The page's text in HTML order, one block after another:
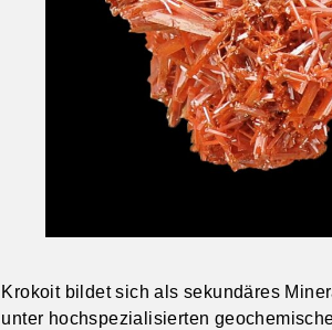
Krokoit bildet sich als sekundäres
unter hochspezialisierten